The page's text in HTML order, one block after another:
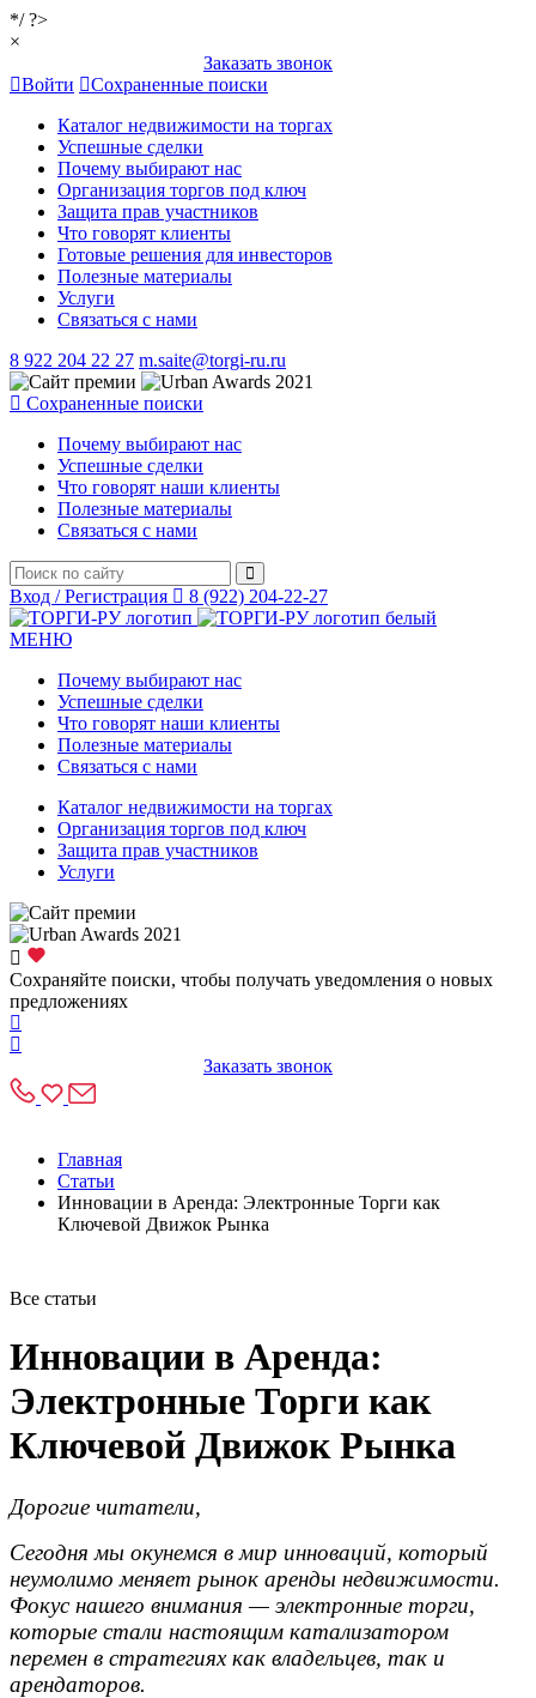
*/ ?>
×
Заказать звонок
Войти
Сохраненные поиски
Каталог недвижимости на торгах
Успешные сделки
Почему выбирают нас
Организация торгов под ключ
Защита прав участников
Что говорят клиенты
Готовые решения для инвесторов
Полезные материалы
Услуги
Связаться с нами
8 922 204 22 27 m.saite@torgi-ru.ru
Сохраненные поиски
Почему выбирают нас
Успешные сделки
Что говорят наши клиенты
Полезные материалы
Связаться с нами
Вход / Регистрация 8 (922) 204-22-27
МЕНЮ
Почему выбирают нас
Успешные сделки
Что говорят наши клиенты
Полезные материалы
Связаться с нами
Каталог недвижимости на торгах
Организация торгов под ключ
Защита прав участников
Услуги
Сохраняйте поиски, чтобы получать уведомления о новых
предложениях
Заказать звонок
Главная
Статьи
Инновации в Аренда: Электронные Торги как
Ключевой Движок Рынка
Все статьи
Инновации в Аренда:
Электронные Торги как
Ключевой Движок Рынка
Дорогие читатели,
Сегодня мы окунемся в мир инноваций, который
неумолимо меняет рынок аренды недвижимости.
Фокус нашего внимания — электронные торги,
которые стали настоящим катализатором
перемен в стратегиях как владельцев, так и
арендаторов.